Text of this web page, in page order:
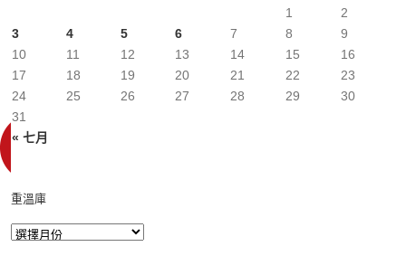
« 七月
1
2
3
4 5 6 7 8
9
10
11 12 13 14 15
16
17
18 19 20 21 22
23
24
25 26 27 28 29
30
31
重溫庫